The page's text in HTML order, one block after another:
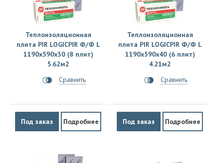
Теплоизоляционная
плита PIR LOGICPIR Ф/Ф L
1190х590х30 (8 плит)
5.62м2
Сравнить
Под заказ Подробнее
Теплоизоляционная
плита PIR LOGICPIR Ф/Ф L
1190х590х40 (6 плит)
4.21м2
Сравнить
Под заказ Подробнее